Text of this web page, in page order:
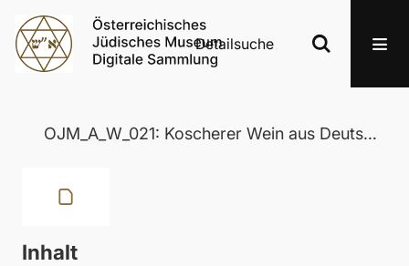
Detailsuche
OJM_A_W_021: Koscherer Wein aus Deutschland
Inhalt